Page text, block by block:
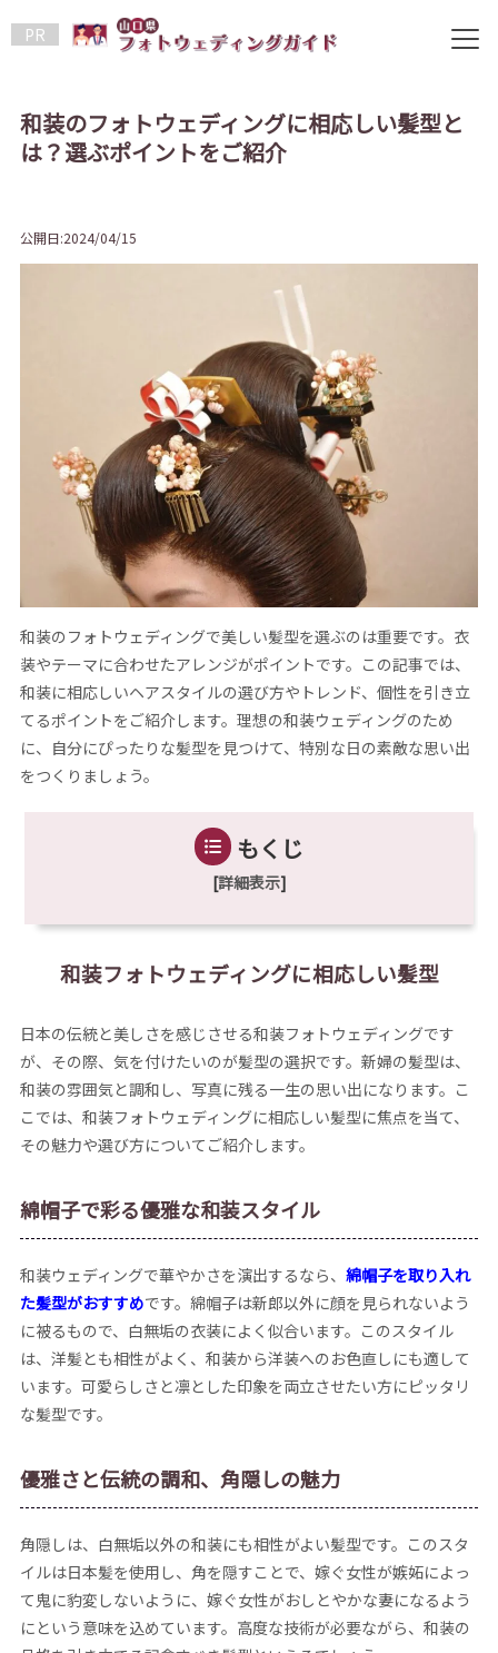
PR
和装のフォトウェディングに相応しい髪型と
は？選ぶポイントをご紹介
公開日:2024/04/15
和装のフォトウェディングで美しい髪型を選ぶのは重要です。衣
装やテーマに合わせたアレンジがポイントです。この記事では、
和装に相応しいヘアスタイルの選び方やトレンド、個性を引き立
てるポイントをご紹介します。理想の和装ウェディングのため
に、自分にぴったりな髪型を見つけて、特別な日の素敵な思い出
をつくりましょう。
もくじ
[詳細表示]
和装フォトウェディングに相応しい髪型
日本の伝統と美しさを感じさせる和装フォトウェディングです
が、その際、気を付けたいのが髪型の選択です。新婦の髪型は、
和装の雰囲気と調和し、写真に残る一生の思い出になります。こ
こでは、和装フォトウェディングに相応しい髪型に焦点を当て、
その魅力や選び方についてご紹介します。
綿帽子で彩る優雅な和装スタイル
和装ウェディングで華やかさを演出するなら、 綿帽子を取り入れ
た髪型がおすすめです。綿帽子は新郎以外に顔を見られないよう
に被るもので、白無垢の衣装によく似合います。このスタイル
は、洋髪とも相性がよく、和装から洋装へのお色直しにも適して
います。可愛らしさと凛とした印象を両立させたい方にピッタリ
な髪型です。
優雅さと伝統の調和、角隠しの魅力
角隠しは、白無垢以外の和装にも相性がよい髪型です。このスタ
イルは日本髪を使用し、角を隠すことで、嫁ぐ女性が嫉妬によっ
て鬼に豹変しないように、嫁ぐ女性がおしとやかな妻になるよう
にという意味を込めています。高度な技術が必要ながら、和装の